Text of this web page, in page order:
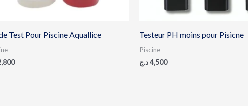
Test Pour Piscine Aquallice Testeur PH moins pour Pisicne
Piscine
4,500د.ج